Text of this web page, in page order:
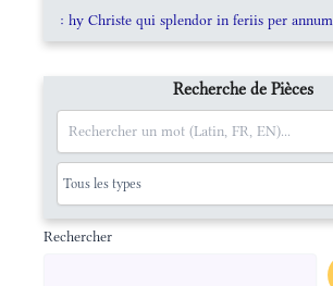
: hy Christe qui splendor in feriis per annum
Recherche de Pièces
Rechercher